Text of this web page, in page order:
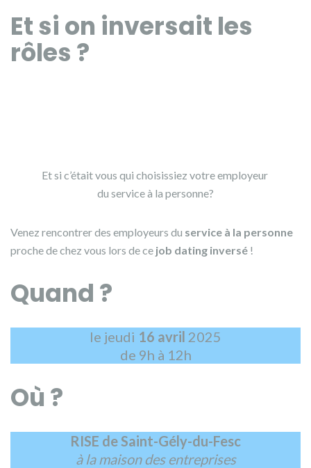
Et si on inversait les
rôles ?
Et si c’était vous qui choisissiez votre employeur
du service à la personne?
Venez rencontrer des employeurs du service à la personne
proche de chez vous lors de ce job dating inversé !
Quand ?
le jeudi 16 avril 2025
de 9h à 12h
Où ?
RISE de Saint-Gély-du-Fesc
à la maison des entreprises